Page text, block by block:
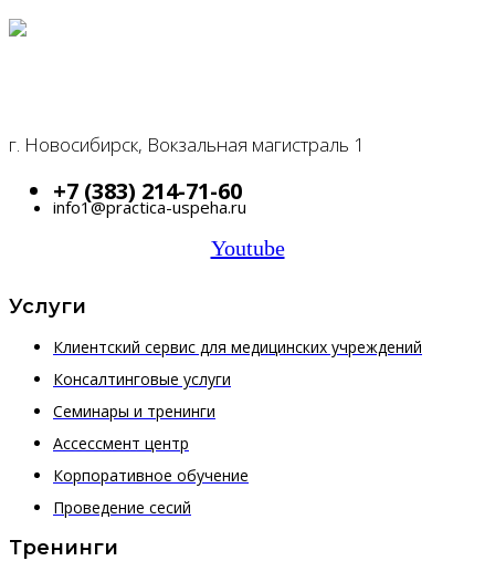
г. Новосибирск, Вокзальная магистраль 1
+7 (383) 214-71-60
info1@practica-uspeha.ru
Youtube
Услуги
Клиентский сервис для медицинских учреждений
Консалтинговые услуги
Семинары и тренинги
Ассессмент центр
Корпоративное обучение
Проведение сесий
Тренинги